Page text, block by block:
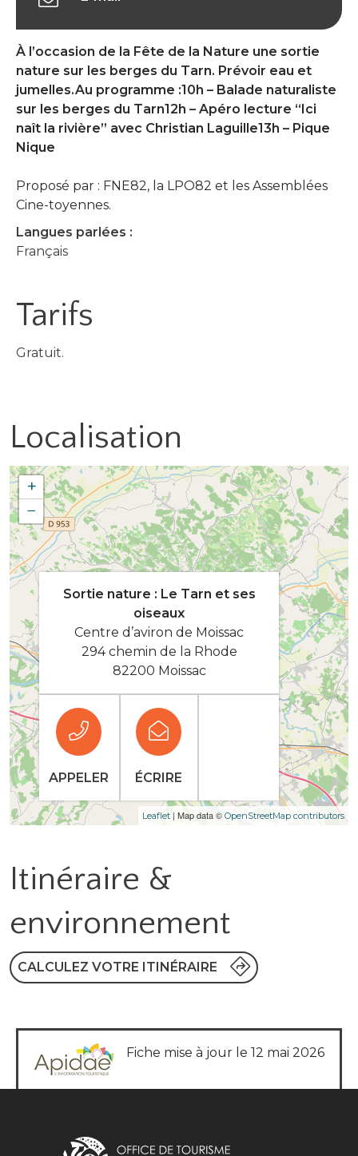
À l’occasion de la Fête de la Nature une sortie
nature sur les berges du Tarn. Prévoir eau et
jumelles.Au programme :10h – Balade naturaliste
sur les berges du Tarn12h – Apéro lecture “Ici
naît la rivière” avec Christian Laguille13h – Pique
Nique
Proposé par : FNE82, la LPO82 et les Assemblées
Cine-toyennes.
Langues parlées :
Français
Tarifs
Gratuit.
Localisation
+
−
Leaflet | Map data © OpenStreetMap contributors
Sortie nature : Le Tarn et ses
oiseaux
Centre d’aviron de Moissac
294 chemin de la Rhode
82200 Moissac
APPELER ÉCRIRE
Itinéraire &
environnement
CALCULEZ VOTRE ITINÉRAIRE
Fiche mise à jour le 12 mai 2026